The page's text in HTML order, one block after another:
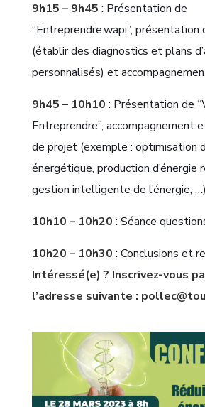
9h15 – 9h45 : Présentation de
“Entreprendre.wapi”, présentation
(établir des diagnostics et plans
personnalisés) et
9h45 – 10h10 : Présentation de
Entreprendre”, accompagnement
de projet (exemple : optimisation
énergétique, production d’énergie
gestion intelligente de l’énergie, …)
10h10 – 10h20 : Séance
10h20 – 10h30 : Conclusions et
Intéressé(e) ? Inscrivez-vous
l’adresse suivante :